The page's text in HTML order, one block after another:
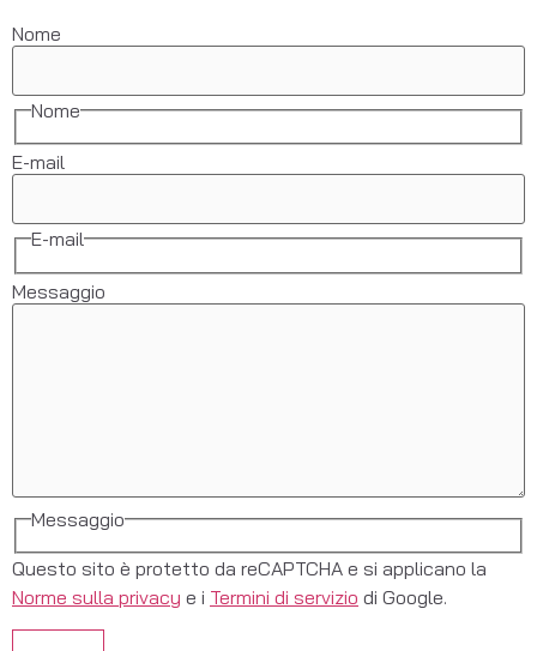
Nome
Nome
E-mail
E-mail
Messaggio
Messaggio
Questo sito è protetto da reCAPTCHA e si applicano la
Norme sulla privacy e i Termini di servizio di Google.